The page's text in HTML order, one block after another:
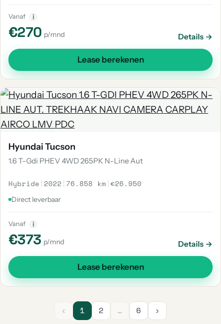
Vanaf i
€270 p/mnd Details →
Lease berekenen
Hyundai Tucson
1.6 T-Gdi PHEV 4WD 265PK N-Line Aut
Hybride | 2022 | 76.858 km |€26.950
Direct leverbaar
Vanaf i
€373 p/mnd Details →
Lease berekenen
‹ 1 2 … 6 ›